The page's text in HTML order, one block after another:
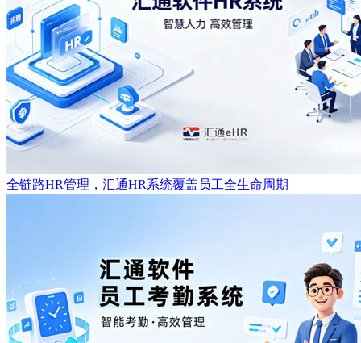
全链路HR管理，汇通HR系统覆盖员工全生命周期